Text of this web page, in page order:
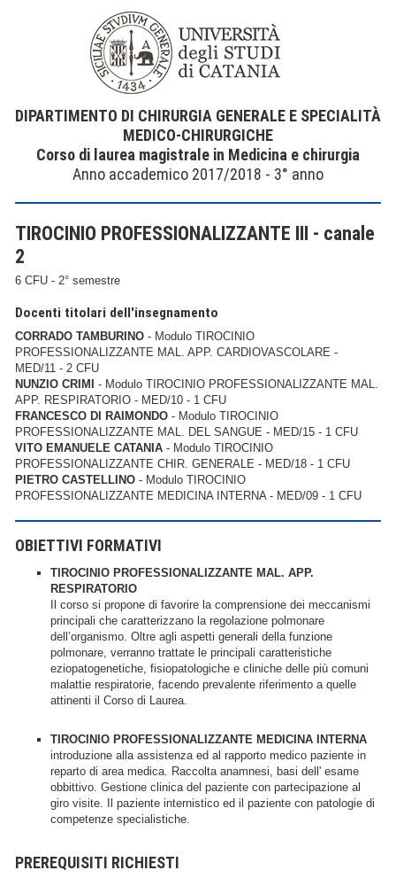
DIPARTIMENTO DI CHIRURGIA GENERALE E SPECIALITÀ
MEDICO-CHIRURGICHE
Corso di laurea magistrale in Medicina e chirurgia
Anno accademico 2017/2018 - 3° anno
TIROCINIO PROFESSIONALIZZANTE III - canale
2
6 CFU - 2° semestre
Docenti titolari dell'insegnamento
CORRADO TAMBURINO - Modulo TIROCINIO
PROFESSIONALIZZANTE MAL. APP. CARDIOVASCOLARE -
MED/11 - 2 CFU
NUNZIO CRIMI
- Modulo TIROCINIO PROFESSIONALIZZANTE MAL.
APP. RESPIRATORIO - MED/10 - 1 CFU
FRANCESCO DI RAIMONDO - Modulo TIROCINIO
PROFESSIONALIZZANTE MAL. DEL SANGUE - MED/15 - 1 CFU
VITO EMANUELE CATANIA - Modulo TIROCINIO
PROFESSIONALIZZANTE CHIR. GENERALE - MED/18 - 1 CFU
PIETRO CASTELLINO - Modulo TIROCINIO
PROFESSIONALIZZANTE MEDICINA INTERNA - MED/09 - 1 CFU
OBIETTIVI FORMATIVI
TIROCINIO PROFESSIONALIZZANTE MAL. APP.
RESPIRATORIO
Il corso si propone di favorire la comprensione dei meccanismi
principali che caratterizzano la regolazione polmonare
dell’organismo. Oltre agli aspetti generali della funzione
polmonare, verranno trattate le principali caratteristiche
eziopatogenetiche, fisiopatologiche e cliniche delle più comuni
malattie respiratorie, facendo prevalente riferimento a quelle
attinenti il Corso di Laurea.
TIROCINIO PROFESSIONALIZZANTE MEDICINA INTERNA
introduzione alla assistenza ed al rapporto medico paziente in
reparto di area medica. Raccolta anamnesi, basi dell' esame
obbittivo. Gestione clinica del paziente con partecipazione al
giro visite. Il paziente internistico ed il paziente con patologie di
competenze specialistiche.
PREREQUISITI RICHIESTI